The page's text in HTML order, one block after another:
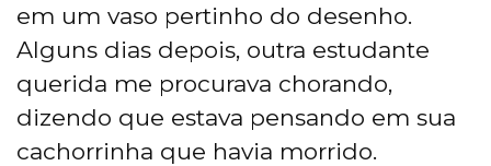
em um vaso pertinho do desenho.
Alguns dias depois, outra estudante
querida me procurava chorando,
dizendo que estava pensando em sua
cachorrinha que havia morrido.